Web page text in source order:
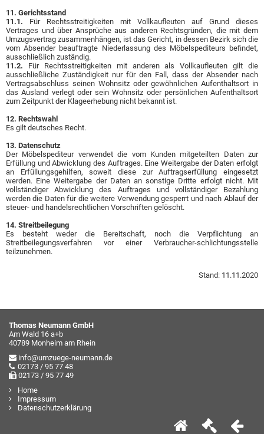
11. Gerichtsstand
11.1. Für Rechtsstreitigkeiten mit Vollkaufleuten auf Grund dieses
Vertrages und über Ansprüche aus anderen Rechtsgründen, die mit dem
Umzugsvertrag zusammenhängen, ist das Gericht, in dessen Bezirk sich die
vom Absender beauftragte Niederlassung des Möbelspediteurs befindet,
ausschließlich zuständig.
11.2. Für Rechtsstreitigkeiten mit anderen als Vollkaufleuten gilt die
ausschließliche Zuständigkeit nur für den Fall, dass der Absender nach
Vertragsabschluss seinen Wohnsitz oder gewöhnlichen Aufenthaltsort in
das Ausland verlegt oder sein Wohnsitz oder persönlichen Aufenthaltsort
zum Zeitpunkt der Klageerhebung nicht bekannt ist.
12. Rechtswahl
Es gilt deutsches Recht.
13. Datenschutz
Der Möbelspediteur verwendet die vom Kunden mitgeteilten Daten zur
Erfüllung und Abwicklung des Auftrages. Eine Weitergabe der Daten erfolgt
an Erfüllungsgehilfen, soweit diese zur Auftragserfüllung eingesetzt
werden. Eine Weitergabe der Daten an sonstige Dritte erfolgt nicht. Mit
vollständiger Abwicklung des Auftrages und vollständiger Bezahlung
werden die Daten für die weitere Verwendung gesperrt und nach Ablauf der
steuer- und handelsrechtlichen Vorschriften gelöscht.
14. Streitbeilegung
Es besteht weder die Bereitschaft, noch die Verpflichtung an
Streitbeilegungsverfahren vor einer Verbraucher-schlichtungsstelle
teilzunehmen.
Stand: 11.11.2020
Thomas Neumann GmbH
Am Wald 16 a+b
40789 Monheim am Rhein
info@umzuege-neumann.de
02173 / 95 77 48
02173 / 95 77 49
Home
Impressum
Datenschutzerklärung